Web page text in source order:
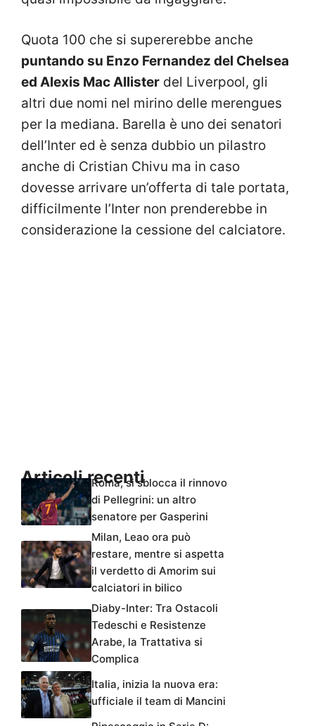
Quota 100 che si supererebbe anche
puntando su Enzo Fernandez del Chelsea
ed Alexis Mac Allister del Liverpool, gli
altri due nomi nel mirino delle merengues
per la mediana. Barella è uno dei senatori
dell’Inter ed è senza dubbio un pilastro
anche di Cristian Chivu ma in caso
dovesse arrivare un’offerta di tale portata,
difficilmente l’Inter non prenderebbe in
considerazione la cessione del calciatore.
Articoli recentiRoma, si sblocca il rinnovo
di Pellegrini: un altro
senatore per Gasperini
Milan, Leao ora può
restare, mentre si aspetta
il verdetto di Amorim sui
calciatori in bilico
Diaby-Inter: Tra Ostacoli
Tedeschi e Resistenze
Arabe, la Trattativa si
Complica
Italia, inizia la nuova era:
ufficiale il team di Mancini